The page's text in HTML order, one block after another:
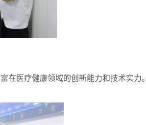
医疗健康领域的创新能力和技术实力。